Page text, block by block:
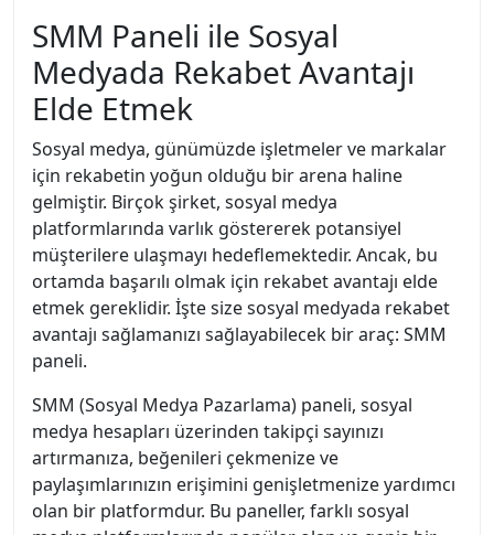
SMM Paneli ile Sosyal
Medyada Rekabet Avantajı
Elde Etmek
Sosyal medya, günümüzde işletmeler ve markalar
için rekabetin yoğun olduğu bir arena haline
gelmiştir. Birçok şirket, sosyal medya
platformlarında varlık göstererek potansiyel
müşterilere ulaşmayı hedeflemektedir. Ancak, bu
ortamda başarılı olmak için rekabet avantajı elde
etmek gereklidir. İşte size sosyal medyada rekabet
avantajı sağlamanızı sağlayabilecek bir araç: SMM
paneli.
SMM (Sosyal Medya Pazarlama) paneli, sosyal
medya hesapları üzerinden takipçi sayınızı
artırmanıza, beğenileri çekmenize ve
paylaşımlarınızın erişimini genişletmenize yardımcı
olan bir platformdur. Bu paneller, farklı sosyal